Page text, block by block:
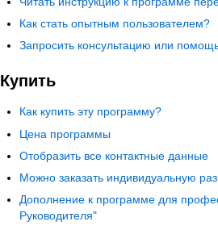
Как стать опытным пользователем?
Запросить консультацию или
Купить
Как купить эту программу?
Цена программы
Отобразить все контактные данные
Можно заказать индивидуальную
Дополнение к программе для
Руководителя"